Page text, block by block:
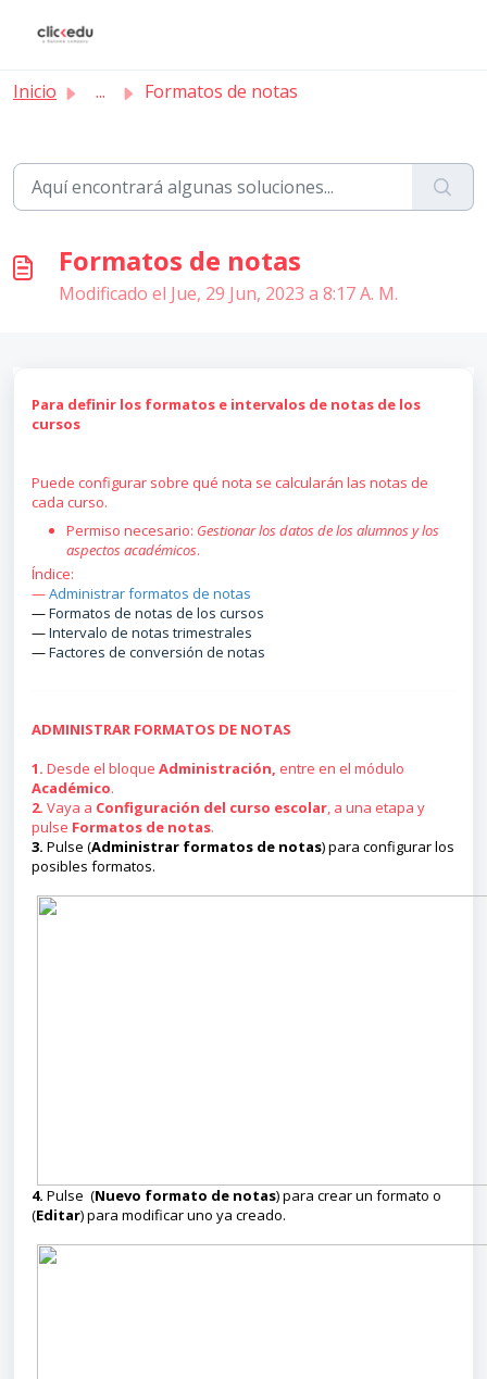
Inicio ... Formatos de notas
Formatos de notas
Modificado el Jue, 29 Jun, 2023 a 8:17 A. M.
Para definir los formatos e intervalos de notas de los
cursos
Puede configurar sobre qué nota se calcularán las notas de
cada curso.
Permiso necesario: Gestionar los datos de los alumnos y los
aspectos académicos.
Índice:
—Administrar formatos de notas
—Formatos de notas de los cursos
—Intervalo de notas trimestrales
—Factores de conversión de notas
ADMINISTRAR FORMATOS DE NOTAS
1. Desde el bloque Administración, entre en el módulo
Académico.
2. Vaya a Configuración del curso escolar, a una etapa y
pulse Formatos de notas.
3. Pulse (Administrar formatos de notas) para configurar los
posibles formatos.
4. Pulse (Nuevo formato de notas) para crear un formato o
(Editar) para modificar uno ya creado.